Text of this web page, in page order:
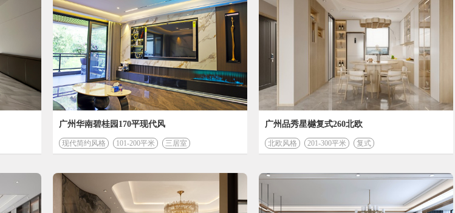
广州华南碧桂园170平现代风
现代简约风格 101-200平米 三居室
广州品秀星樾复式260北欧
北欧风格 201-300平米 复式
37381
材料费 (元)
31124
管理费 (元)
*装修预算会根据实际情况有所变化